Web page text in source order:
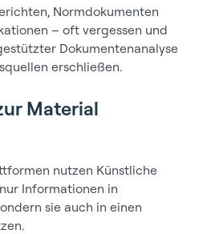
Normdokumenten
– oft vergessen und
Dokumentenanalyse
erschließen.
Material
nutzen Künstliche
Informationen in
sie auch in einen